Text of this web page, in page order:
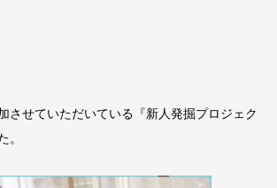
させていただいている『新人発掘プロジェク
。